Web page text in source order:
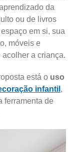
da
ou de livros
em si, sua
móveis e
a criança.
está o uso
infantil ,
ferramenta de